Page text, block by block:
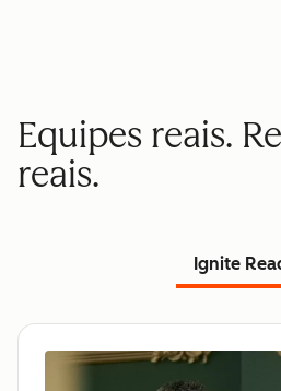
Equipes reais.
reais.
Ignite